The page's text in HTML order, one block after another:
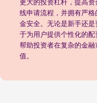
线申请流程，并拥有严
金安全。无论是新手还
于为用户提供个性化的
帮助投资者在复杂的金
值。